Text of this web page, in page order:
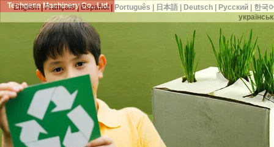
Techgene Machinery Co., Ltd.
English|Français| Español| Português 日本語| Deutsch| Русский|
한국